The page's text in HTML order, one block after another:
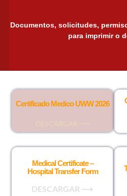
Documentos, solicitudes,
para imprimir o
Certificado Medico UWW 2026
Medical Certificate –
Hospital Transfer Form
DESCARGAR ⟶